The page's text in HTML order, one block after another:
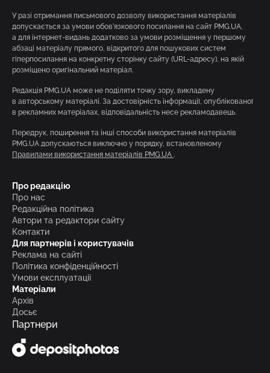
У разі отримання письмового дозволу використання матеріалів
допускається за умови обов’язкового посилання на сайт PMG.UA,
а для інтернет-видань додатково за умови розміщення у першому
абзаці матеріалу прямого, відкритого для пошукових систем
гіперпосилання на конкретну сторінку сайту (URL-адресу), на якій
розміщено оригінальний матеріал.
Редакція PMG.UA може не поділяти точку зору, викладену
в авторському матеріалі. За достовірність інформації, опублікованої
в рекламних матеріалах, відповідальність несе рекламодавець.
Передрук, поширення та інші способи використання матеріалів
PMG.UA допускаються виключно у порядку, встановленому
Правилами використання матеріалів PMG.UA .
Про редакцію
Про нас
Редакційна політика
Автори та редактори сайту
Контакти
Для партнерів і користувачів
Реклама на сайті
Політика конфіденційності
Умови експлуатації
Матеріали
Архів
Досьє
Партнери